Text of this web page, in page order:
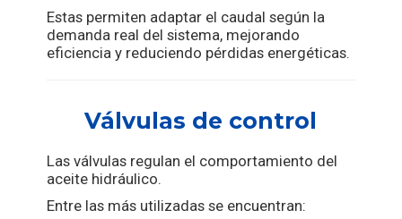
Estas permiten adaptar el caudal según la
demanda real del sistema, mejorando
eficiencia y reduciendo pérdidas energéticas.
Válvulas de control
Las válvulas regulan el comportamiento del
aceite hidráulico.
Entre las más utilizadas se encuentran: